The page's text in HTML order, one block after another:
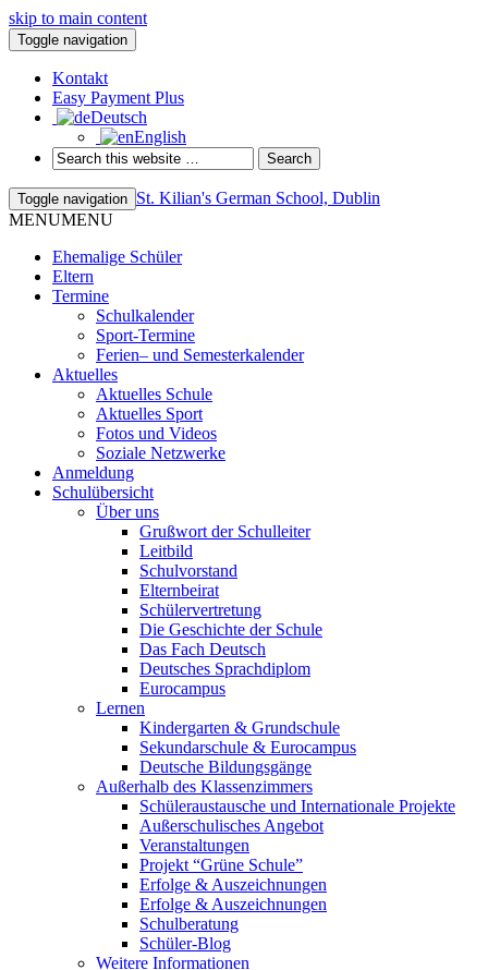
skip to main content
Toggle navigation
Kontakt
Easy Payment Plus
Deutsch
English
Toggle navigation St. Kilian's German School, Dublin
MENUMENU
Ehemalige Schüler
Eltern
Termine
Schulkalender
Sport-Termine
Ferien– und Semesterkalender
Aktuelles
Aktuelles Schule
Aktuelles Sport
Fotos und Videos
Soziale Netzwerke
Anmeldung
Schulübersicht
Über uns
Grußwort der Schulleiter
Leitbild
Schulvorstand
Elternbeirat
Schülervertretung
Die Geschichte der Schule
Das Fach Deutsch
Deutsches Sprachdiplom
Eurocampus
Lernen
Kindergarten & Grundschule
Sekundarschule & Eurocampus
Deutsche Bildungsgänge
Außerhalb des Klassenzimmers
Schüleraustausche und Internationale Projekte
Außerschulisches Angebot
Veranstaltungen
Projekt “Grüne Schule”
Erfolge & Auszeichnungen
Erfolge & Auszeichnungen
Schulberatung
Schüler-Blog
Weitere Informationen